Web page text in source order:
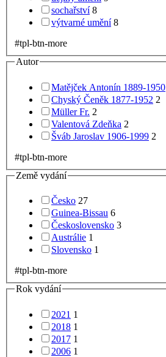
sochařství 8
výtvarné umění 8
#tpl-btn-more
Autor
Matějček Antonín 1889-1950
Chyský Čeněk 1877-1952 2
Müller Fr. 2
Valentová Zdeňka 2
Šváb Jaroslav 1906-1999 2
#tpl-btn-more
Země vydání
Česko 27
Guinea-Bissau 6
Československo 3
Austrálie 1
Slovensko 1
#tpl-btn-more
Rok vydání
2021 1
2018 1
2017 1
2006 1